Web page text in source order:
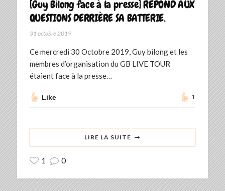
[Guy Bilong face à la presse] RÉPOND AUX
QUESTIONS DERRIÈRE SA BATTERIE.
31 octobre 2019
Ce mercredi 30 Octobre 2019, Guy bilong et les
membres d’organisation du GB LIVE TOUR
étaient face à la presse…
Like 1
LIRE LA SUITE
1 0